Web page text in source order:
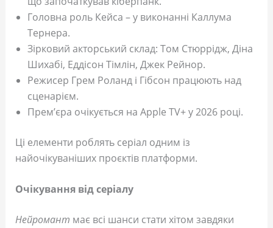
Головна роль Кейса – у виконанні Каллума
Тернера.
Зірковий акторський склад: Том Стюррідж, Діна
Шихабі, Еддісон Тімлін, Джек Рейнор.
Режисер Грем Роланд і Гібсон працюють над
сценарієм.
Прем’єра очікується на Apple TV+ у 2026 році.
Ці елементи роблять серіал одним із
найочікуваніших проєктів платформи.
Очікування від серіалу
Нейромант має всі шанси стати хітом завдяки